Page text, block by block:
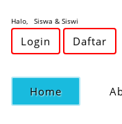
Halo, Siswa & Siswi
Login Daftar
Home(current)